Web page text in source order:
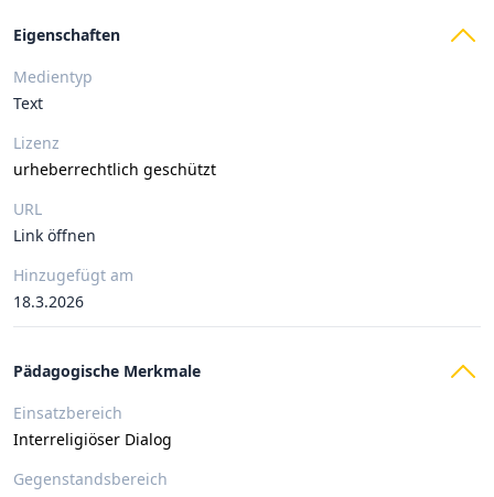
Eigenschaften
Medientyp
Text
Lizenz
urheberrechtlich geschützt
URL
Link öffnen
Hinzugefügt am
18.3.2026
Pädagogische Merkmale
Einsatzbereich
Interreligiöser Dialog
Gegenstandsbereich